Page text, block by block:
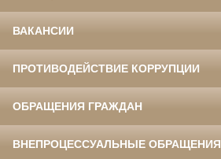
ВАКАНСИИ
ПРОТИВОДЕЙСТВИЕ КОРРУПЦИИ
ОБРАЩЕНИЯ ГРАЖДАН
ВНЕПРОЦЕССУАЛЬНЫЕ ОБРАЩЕНИЯ